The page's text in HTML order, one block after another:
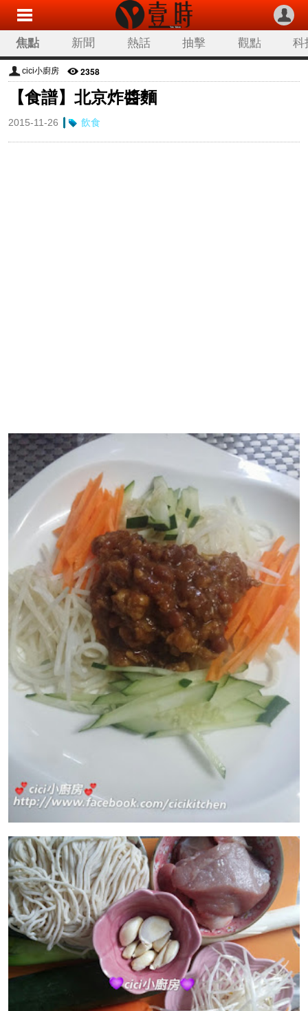
焦點 新聞 熱話 抽擊 觀點 科
cici小廚房 2358
【食譜】北京炸醬麵
2015-11-26 飲食